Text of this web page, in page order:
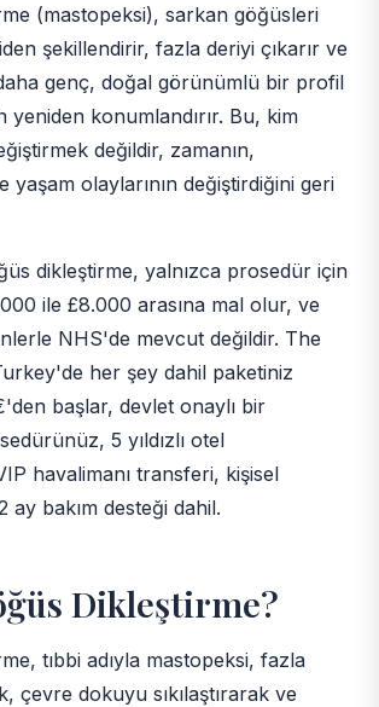
(mastopeksi), sarkan göğüsleri
şekillendirir, fazla deriyi çıkarır ve
genç, doğal görünümlü bir profil
yeniden konumlandırır. Bu, kim
değildir, zamanın,
yaşam olaylarının değiştirdiğini geri
dikleştirme, yalnızca prosedür için
ile £8.000 arasına mal olur, ve
NHS'de mevcut değildir. The
her şey dahil paketiniz
başlar, devlet onaylı bir
5 yıldızlı otel
havalimanı transferi, kişisel
ay bakım desteği dahil.
Dikleştirme?
tıbbi adıyla mastopeksi, fazla
çevre dokuyu sıkılaştırarak ve